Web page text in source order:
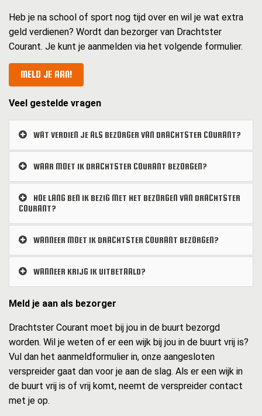
Heb je na school of sport nog tijd over en wil je wat extra
geld verdienen? Wordt dan bezorger van Drachtster
Courant. Je kunt je aanmelden via het volgende formulier.
MELD JE AAN!
Veel gestelde vragen
WAT VERDIEN JE ALS BEZORGER VAN DRACHTSTER COURANT?
WAAR MOET IK DRACHTSTER COURANT BEZORGEN?
HOE LANG BEN IK BEZIG MET HET BEZORGEN VAN DRACHTSTER
COURANT?
WANNEER MOET IK DRACHTSTER COURANT BEZORGEN?
WANNEER KRIJG IK UITBETAALD?
Meld je aan als bezorger
Drachtster Courant moet bij jou in de buurt bezorgd
worden. Wil je weten of er een wijk bij jou in de buurt vrij is?
Vul dan het aanmeldformulier in, onze aangesloten
verspreider gaat dan voor je aan de slag. Als er een wijk in
de buurt vrij is of vrij komt, neemt de verspreider contact
met je op.